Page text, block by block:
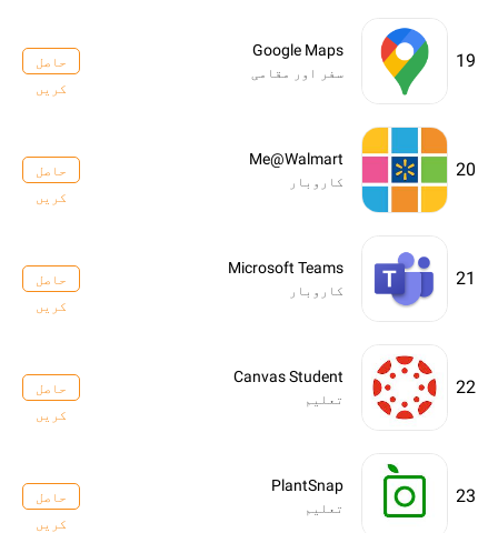
19
Google Maps
سفر اور مقامی
حاصل
کریں
20
Me@Walmart
کاروبار
حاصل
کریں
21
Microsoft Teams
کاروبار
حاصل
کریں
22
Canvas Student
تعلیم
حاصل
کریں
23
PlantSnap
تعلیم
حاصل
کریں